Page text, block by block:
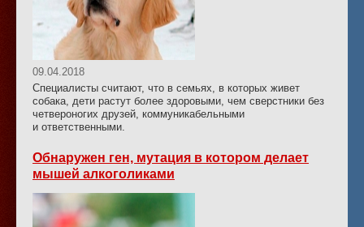
09.04.2018
Специалисты считают, что в семьях, в которых живет
собака, дети растут более здоровыми, чем сверстники без
четвероногих друзей, коммуникабельными
и ответственными.
Обнаружен ген, мутация в котором делает
мышей алкоголиками